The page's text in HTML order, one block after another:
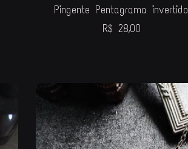
Pingente Pentagrama invertido
R$ 28,00